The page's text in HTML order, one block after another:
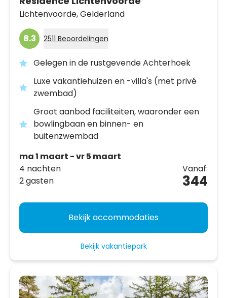
Lichtenvoorde,Gelderland
8.3 2511 Beoordelingen
Gelegen in de rustgevende Achterhoek
Luxe vakantiehuizen en -villa's (met privé
zwembad)
Groot aanbod faciliteiten, waaronder een
bowlingbaan en binnen- en
buitenzwembad
ma 1 maart - vr 5 maart
4 nachten
2 gasten
Vanaf:
344
Bekijk accommodaties
Bekijk vakantiepark